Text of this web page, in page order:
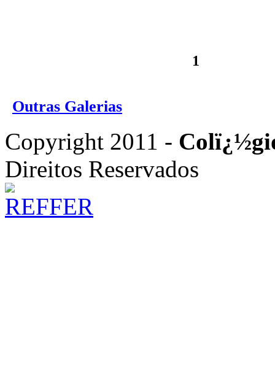
1
Outras Galerias
Copyright 2011 -
Direitos Reservados